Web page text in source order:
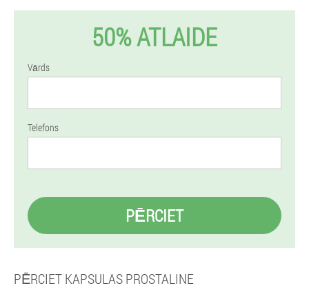
50% ATLAIDE
Vārds
Telefons
PĒRCIET
PĒRCIET KAPSULAS PROSTALINE